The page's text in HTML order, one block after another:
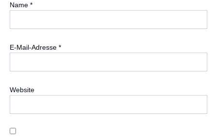
Name *
E-Mail-Adresse *
Website